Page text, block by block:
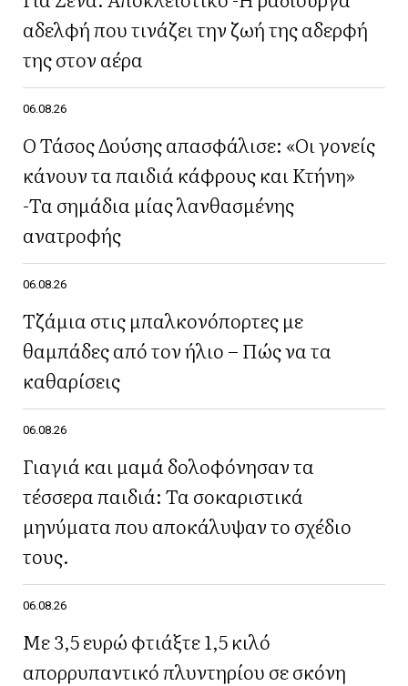
αδελφή που τινάζει την ζωή της αδερφή
της στον αέρα
06.08.26
Ο Τάσος Δούσης απασφάλισε: «Οι γονείς
κάνουν τα παιδιά κάφρους και Κτήνη»
-Τα σημάδια μίας λανθασμένης
ανατροφής
06.08.26
Τζάμια στις μπαλκονόπορτες με
θαμπάδες από τον ήλιο – Πώς να τα
καθαρίσεις
06.08.26
Γιαγιά και μαμά δολοφόνησαν τα
τέσσερα παιδιά: Τα σοκαριστικά
μηνύματα που αποκάλυψαν το σχέδιο
τους.
06.08.26
Με 3,5 ευρώ φτιάξτε 1,5 κιλό
απορρυπαντικό πλυντηρίου σε σκόνη